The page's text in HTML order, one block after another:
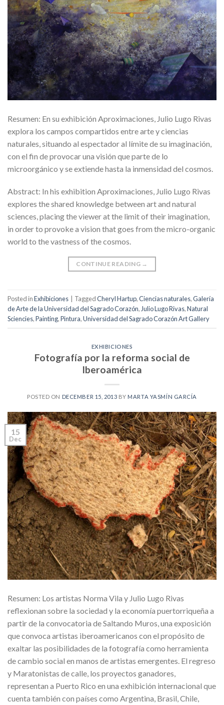
Resumen: En su exhibición Aproximaciones, Julio Lugo Rivas
explora los campos compartidos entre arte y ciencias
naturales, situando al espectador al límite de su imaginación,
con el fin de provocar una visión que parte de lo
microorgánico y se extiende hasta la inmensidad del cosmos.
Abstract: In his exhibition Aproximaciones, Julio Lugo Rivas
explores the shared knowledge between art and natural
sciences, placing the viewer at the limit of their imagination,
in order to provoke a vision that goes from the micro-organic
world to the vastness of the cosmos.
CONTINUE READING →
Posted inExhibiciones TaggedCheryl Hartup,Ciencias naturales,Galería
de Arte de la Universidad del Sagrado Corazón, Julio Lugo Rivas,Natural
Sciencies,Painting,Pintura,Universidad del Sagrado Corazón Art Gallery
EXHIBICIONES
Fotografía por la reforma social de
Iberoamérica
POSTED ON DECEMBER 15, 2013 BY MARTA YASMÍN GARCÍA
15
Dec
Resumen: Los artistas Norma Vila y Julio Lugo Rivas
reflexionan sobre la sociedad y la economía puertorriqueña a
partir de la convocatoria de Saltando Muros, una exposición
que convoca artistas iberoamericanos con el propósito de
exaltar las posibilidades de la fotografía como herramienta
de cambio social en manos de artistas emergentes. El regreso
y Maratonistas de calle, los proyectos ganadores,
representan a Puerto Rico en una exhibición internacional que
cuenta también con países como Argentina, Brasil, Chile,